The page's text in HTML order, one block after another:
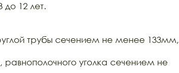
до 12 лет.
трубы сечением не менее 133мм,
уголка сечением не